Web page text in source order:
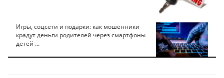
Игры, соцсети и подарки: как мошенники
крадут деньги родителей через смартфоны
детей ...